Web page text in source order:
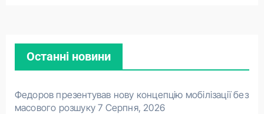
Останні новини
Федоров презентував нову концепцію мобілізації без
масового розшуку 7 Серпня, 2026